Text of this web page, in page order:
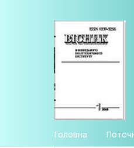
Головна